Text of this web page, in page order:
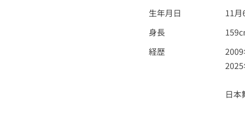
生年月日
11月
身長
経歴
日